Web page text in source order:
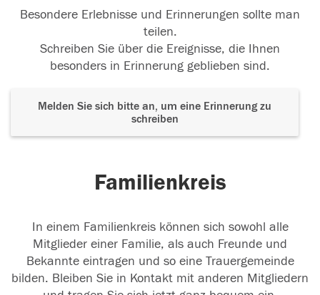
Besondere Erlebnisse und Erinnerungen sollte man
teilen.
Schreiben Sie über die Ereignisse, die Ihnen
besonders in Erinnerung geblieben sind.
Melden Sie sich bitte an, um eine Erinnerung zu
schreiben
Familienkreis
In einem Familienkreis können sich sowohl alle
Mitglieder einer Familie, als auch Freunde und
Bekannte eintragen und so eine Trauergemeinde
bilden. Bleiben Sie in Kontakt mit anderen Mitgliedern